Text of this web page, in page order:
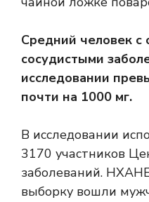
Средний человек с
сосудистыми
исследовании
почти на 1000 мг.
В исследовании
3170 участников
заболеваний.
выборку вошли